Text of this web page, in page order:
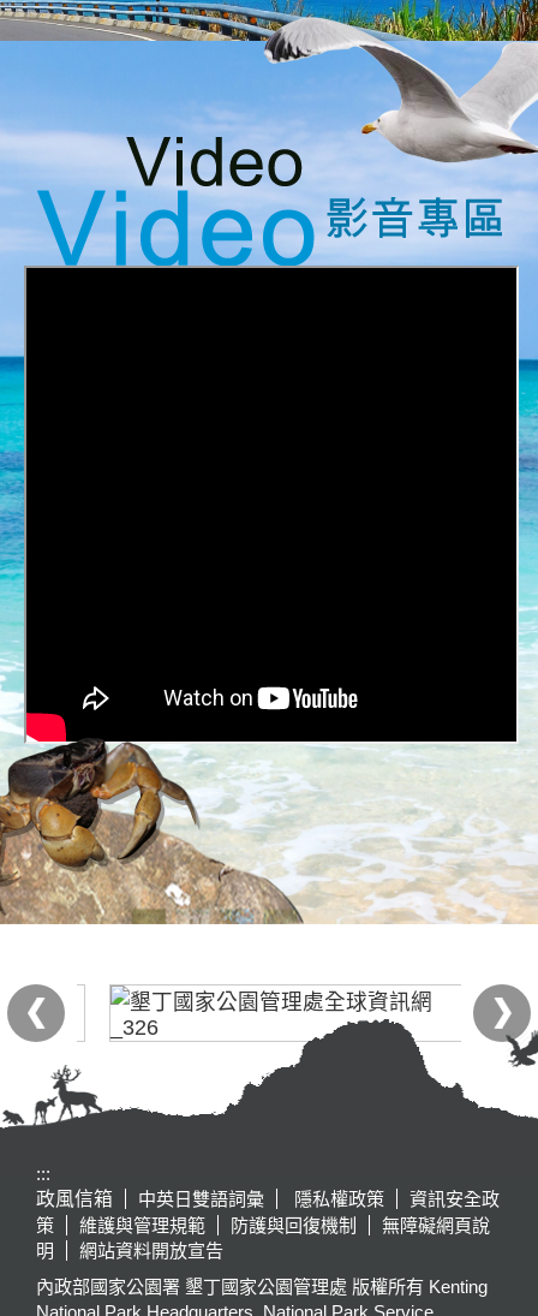
:::
政風信箱
中英日雙語詞彙 隱私權政策
資訊安全政
策
維護與管理規範 防護與回復機制
無障礙網頁說
明
網站資料開放宣告
內政部國家公園署 墾丁國家公園管理處 版權所有 Kenting
National Park Headquarters, National Park Service,